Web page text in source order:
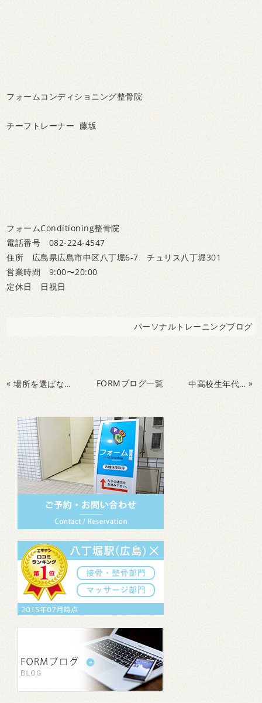
フォームコンディショニング整骨院
チーフトレーナー 藤坂
フォームConditioning整骨院
電話番号 082-224-4547
住所 広島県広島市中区八丁堀6-7 チュリス八丁堀301
営業時間 9:00〜20:00
定休日 日祝日
パーソナルトレーニングブログ
« 場所を選ばない！簡単に行うことができる腸腰筋トレーニング！ FORMブログ一覧 中高校生年代でも起こる半月板損傷、その原因と改善について！ »